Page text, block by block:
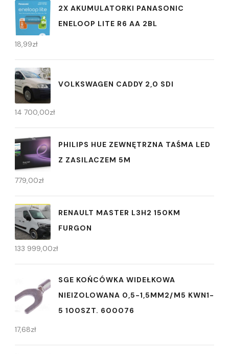
2X AKUMULATORKI PANASONIC
ENELOOP LITE R6 AA 2BL
18,99zł
VOLKSWAGEN CADDY 2,0 SDI
14 700,00zł
PHILIPS HUE ZEWNĘTRZNA TAŚMA LED
Z ZASILACZEM 5M
779,00zł
RENAULT MASTER L3H2 150KM
FURGON
133 999,00zł
SGE KOŃCÓWKA WIDEŁKOWA
NIEIZOLOWANA 0,5-1,5MM2/M5 KWN1-
5 100SZT. 600076
17,68zł